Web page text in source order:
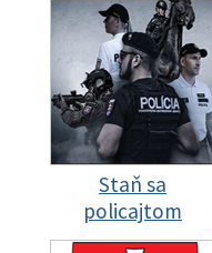
Staň sa
policajtom